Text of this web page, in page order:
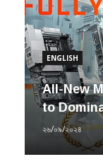
ENGLISH
All-New
to
২৬/০৯/২০২৪